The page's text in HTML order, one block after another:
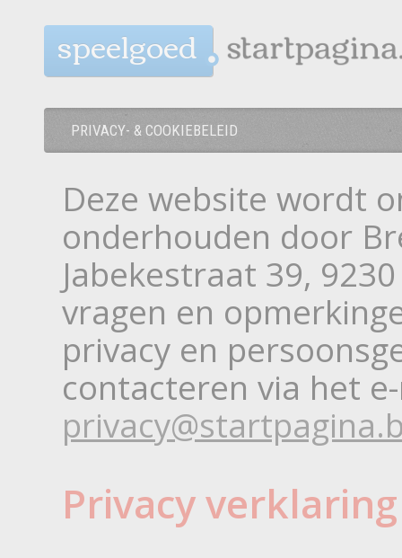
speelgoed
PRIVACY- & COOKIEBELEID
Deze website wordt
onderhouden door
Jabekestraat 39,
vragen en
privacy en
contacteren via het
Privacy verklaring